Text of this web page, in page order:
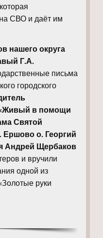
СВО и даёт им
нашего округа
Г.А.
письма
городского
«Живый в помощи
Святой
о. Георгий
Андрей Щербаков
и вручили
одной из
руки